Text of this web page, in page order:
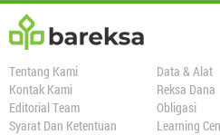
Tentang Kami
Kontak Kami
Editorial Team
Syarat Dan Ketentuan
Data & Alat
Reksa Dana
Obligasi
Learning